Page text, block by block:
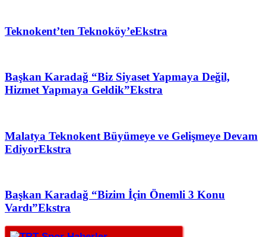
Teknokent’ten Teknoköy’eEkstra
Başkan Karadağ “Biz Siyaset Yapmaya Değil,
Hizmet Yapmaya Geldik”Ekstra
Malatya Teknokent Büyümeye ve Gelişmeye Devam
EdiyorEkstra
Başkan Karadağ “Bizim İçin Önemli 3 Konu
Vardı”Ekstra